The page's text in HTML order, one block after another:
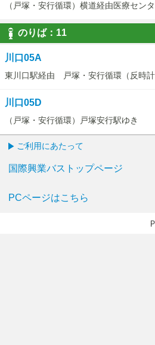
（戸塚・安行循環）横道経由医療セン
のりば： 11
11
川口05A
東川口駅経由 戸塚・安行循環（反時計
川口05D
（戸塚・安行循環）戸塚安行駅ゆき
ご利用にあたって
国際興業バストップページ
PCページはこちら